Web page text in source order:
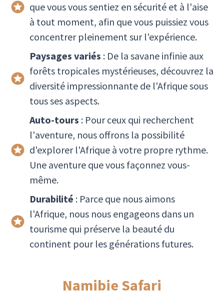
que vous vous sentiez en sécurité et à l'aise
à tout moment, afin que vous puissiez vous
concentrer pleinement sur l'expérience.
Paysages variés : De la savane infinie aux
forêts tropicales mystérieuses, découvrez la
diversité impressionnante de l'Afrique sous
tous ses aspects.
Auto-tours : Pour ceux qui recherchent
l'aventure, nous offrons la possibilité
d'explorer l'Afrique à votre propre rythme.
Une aventure que vous façonnez vous-
même.
Durabilité : Parce que nous aimons
l'Afrique, nous nous engageons dans un
tourisme qui préserve la beauté du
continent pour les générations futures.
Namibie Safari